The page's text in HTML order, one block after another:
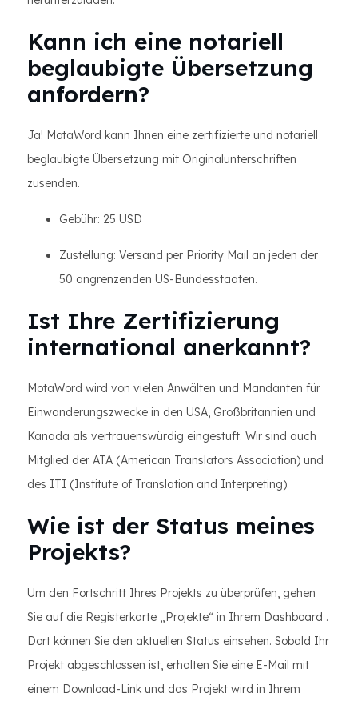
Kann ich eine notariell
beglaubigte Übersetzung
anfordern?
Ja! MotaWord kann Ihnen eine zertifizierte und notariell
beglaubigte Übersetzung mit Originalunterschriften
zusenden.
Gebühr: 25 USD
Zustellung: Versand per Priority Mail an jeden der
50 angrenzenden US-Bundesstaaten.
Ist Ihre Zertifizierung
international anerkannt?
MotaWord wird von vielen Anwälten und Mandanten für
Einwanderungszwecke in den USA, Großbritannien und
Kanada als vertrauenswürdig eingestuft. Wir sind auch
Mitglied der ATA (American Translators Association) und
des ITI (Institute of Translation and Interpreting).
Wie ist der Status meines
Projekts?
Um den Fortschritt Ihres Projekts zu überprüfen, gehen
Sie auf die Registerkarte „Projekte“ in Ihrem Dashboard .
Dort können Sie den aktuellen Status einsehen. Sobald Ihr
Projekt abgeschlossen ist, erhalten Sie eine E-Mail mit
einem Download-Link und das Projekt wird in Ihrem